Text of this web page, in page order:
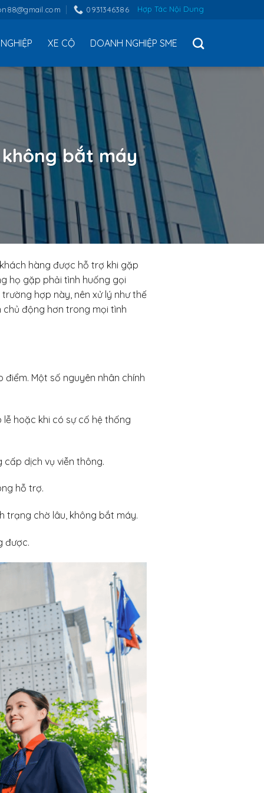
0931346386 Hợp Tác Nội Dung
XE CỘ DOANH NGHIỆP SME
bắt máy
hàng được hỗ trợ khi gặp
họ gặp phải tình huống gọi
hợp này, nên xử lý như thế
động hơn trong mọi tình
Một số nguyên nhân chính
hoặc khi có sự cố hệ thống
dịch vụ viễn thông.
hỗ trợ.
trạng chờ lâu, không bắt máy.
được.